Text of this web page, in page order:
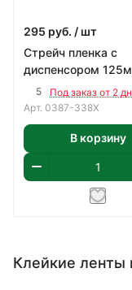
295 руб. / шт
Стрейч пленка с
диспенсором
5
Под заказ от 2
Арт. 0387-338Х
В корзину
Клейкие ленты